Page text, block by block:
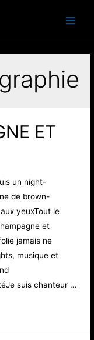
ET
un night-
de brown-
aux yeuxTout le
et
jamais ne
musique et
suis chanteur …